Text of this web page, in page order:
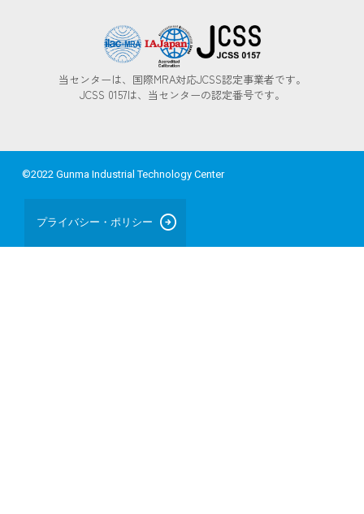
当センターは、国際MRA対応JCSS認定事業者です。
JCSS 0157は、当センターの認定番号です。
©2022 Gunma Industrial Technology Center
プライバシー・ポリシー arrow_circle_right